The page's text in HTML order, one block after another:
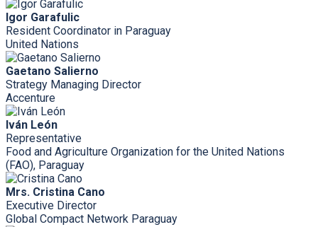
Igor Garafulic
Resident Coordinator in Paraguay
United Nations
Gaetano Salierno
Strategy Managing Director
Accenture
Iván León
Representative
Food and Agriculture Organization for the United Nations
(FAO), Paraguay
Mrs. Cristina Cano
Executive Director
Global Compact Network Paraguay